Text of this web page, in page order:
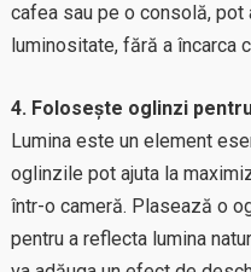
cafea sau pe o consolă,
luminositate, fără a încarca
4. Folosește oglinzi
Lumina este un element
oglinzile pot ajuta la
într-o cameră. Plasează o
pentru a reflecta lumina